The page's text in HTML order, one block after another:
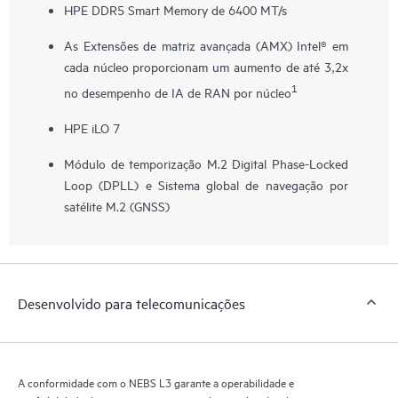
HPE DDR5 Smart Memory de 6400 MT/s
As Extensões de matriz avançada (AMX) Intel® em
cada núcleo proporcionam um aumento de até 3,2x
no desempenho de IA de RAN por núcleo1
HPE iLO 7
Módulo de temporização M.2 Digital Phase-Locked
Loop (DPLL) e Sistema global de navegação por
satélite M.2 (GNSS)
Desenvolvido para telecomunicações
A conformidade com o NEBS L3 garante a operabilidade e